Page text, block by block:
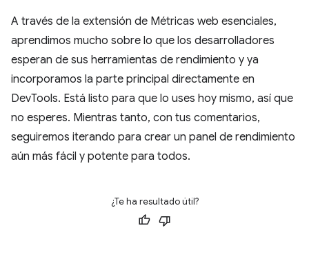
A través de la extensión de Métricas web esenciales,
aprendimos mucho sobre lo que los desarrolladores
esperan de sus herramientas de rendimiento y ya
incorporamos la parte principal directamente en
DevTools. Está listo para que lo uses hoy mismo, así que
no esperes. Mientras tanto, con tus comentarios,
seguiremos iterando para crear un panel de rendimiento
aún más fácil y potente para todos.
¿Te ha resultado útil?